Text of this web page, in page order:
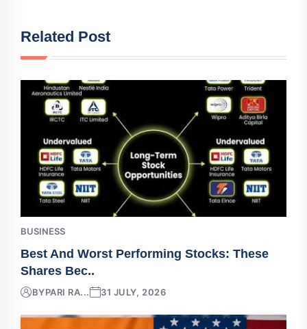
Related Post
BUSINESS
Best And Worst Performing Stocks: These
Shares Bec..
BYPARI RA... 31 JULY, 2026